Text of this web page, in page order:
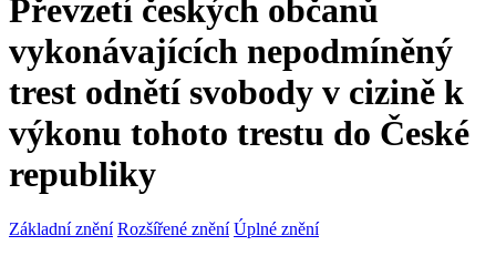
Převzetí českých občanů
vykonávajících nepodmíněný
trest odnětí svobody v cizině k
výkonu tohoto trestu do České
republiky
Základní znění Rozšířené znění Úplné znění